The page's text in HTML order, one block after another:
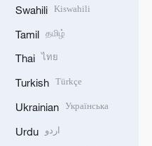
Swahili Kiswahili
Tamil தமிழ்
Thai ไทย
Turkish Türkçe
Ukrainian Українська
Urdu اردو